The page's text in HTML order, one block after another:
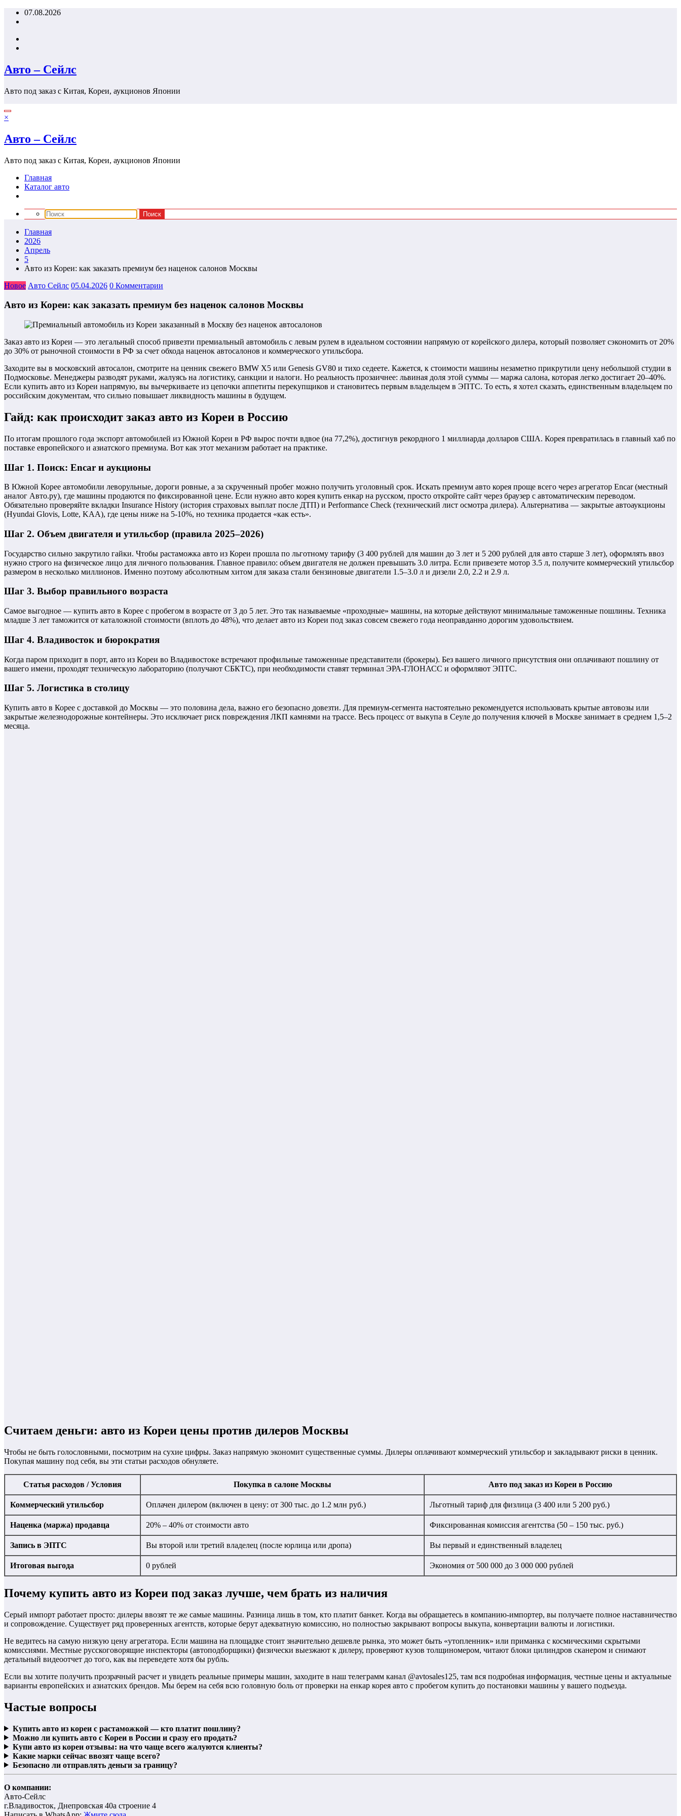
Перейти07.08.2026
Авто – Сейлс
Авто под заказ с Китая, Кореи, аукционов Японии
×
Авто – Сейлс
Авто под заказ с Китая, Кореи, аукционов Японии
Главная
Каталог авто
Главная
2026
Апрель
5
Авто из Кореи: как заказать премиум без наценок салонов Москвы
Новое Авто Сейлс 05.04.2026 0 Комментарии
Авто из Кореи: как заказать премиум без наценок салонов Москвы
Заказ авто из Кореи — это легальный способ привезти премиальный автомобиль с левым рулем в идеальном состоянии напрямую от корейского дилера, который позволяет сэкономить от 20%
до 30% от рыночной стоимости в РФ за счет обхода наценок автосалонов и коммерческого утильсбора.
Заходите вы в московский автосалон, смотрите на ценник свежего BMW X5 или Genesis GV80 и тихо седеете. Кажется, к стоимости машины незаметно прикрутили цену небольшой студии в
Подмосковье. Менеджеры разводят руками, жалуясь на логистику, санкции и налоги. Но реальность прозаичнее: львиная доля этой суммы — маржа салона, которая легко достигает 20–40%.
Если купить авто из Кореи напрямую, вы вычеркиваете из цепочки аппетиты перекупщиков и становитесь первым владельцем в ЭПТС. То есть, я хотел сказать, единственным владельцем по
российским документам, что сильно повышает ликвидность машины в будущем.
Гайд: как происходит заказ авто из Кореи в Россию
По итогам прошлого года экспорт автомобилей из Южной Кореи в РФ вырос почти вдвое (на 77,2%), достигнув рекордного 1 миллиарда долларов США. Корея превратилась в главный хаб по
поставке европейского и азиатского премиума. Вот как этот механизм работает на практике.
Шаг 1. Поиск: Encar и аукционы
В Южной Корее автомобили леворульные, дороги ровные, а за скрученный пробег можно получить уголовный срок. Искать премиум авто корея проще всего через агрегатор Encar (местный
аналог Авто.ру), где машины продаются по фиксированной цене. Если нужно авто корея купить енкар на русском, просто откройте сайт через браузер с автоматическим переводом.
Обязательно проверяйте вкладки Insurance History (история страховых выплат после ДТП) и Performance Check (технический лист осмотра дилера). Альтернатива — закрытые автоаукционы
(Hyundai Glovis, Lotte, KAA), где цены ниже на 5-10%, но техника продается «как есть».
Шаг 2. Объем двигателя и утильсбор (правила 2025–2026)
Государство сильно закрутило гайки. Чтобы растаможка авто из Кореи прошла по льготному тарифу (3 400 рублей для машин до 3 лет и 5 200 рублей для авто старше 3 лет), оформлять ввоз
нужно строго на физическое лицо для личного пользования. Главное правило: объем двигателя не должен превышать 3.0 литра. Если привезете мотор 3.5 л, получите коммерческий утильсбор
размером в несколько миллионов. Именно поэтому абсолютным хитом для заказа стали бензиновые двигатели 1.5–3.0 л и дизели 2.0, 2.2 и 2.9 л.
Шаг 3. Выбор правильного возраста
Самое выгодное — купить авто в Корее с пробегом в возрасте от 3 до 5 лет. Это так называемые «проходные» машины, на которые действуют минимальные таможенные пошлины. Техника
младше 3 лет таможится от каталожной стоимости (вплоть до 48%), что делает авто из Кореи под заказ совсем свежего года неоправданно дорогим удовольствием.
Шаг 4. Владивосток и бюрократия
Когда паром приходит в порт, авто из Кореи во Владивостоке встречают профильные таможенные представители (брокеры). Без вашего личного присутствия они оплачивают пошлину от
вашего имени, проходят техническую лабораторию (получают СБКТС), при необходимости ставят терминал ЭРА-ГЛОНАСС и оформляют ЭПТС.
Шаг 5. Логистика в столицу
Купить авто в Корее с доставкой до Москвы — это половина дела, важно его безопасно довезти. Для премиум-сегмента настоятельно рекомендуется использовать крытые автовозы или
закрытые железнодорожные контейнеры. Это исключает риск повреждения ЛКП камнями на трассе. Весь процесс от выкупа в Сеуле до получения ключей в Москве занимает в среднем 1,5–2
месяца.
Считаем деньги: авто из Кореи цены против дилеров Москвы
Чтобы не быть голословными, посмотрим на сухие цифры. Заказ напрямую экономит существенные суммы. Дилеры оплачивают коммерческий утильсбор и закладывают риски в ценник.
Покупая машину под себя, вы эти статьи расходов обнуляете.
Статья расходов / Условия Покупка в салоне Москвы Авто под заказ из Кореи в Россию
Коммерческий утильсбор Оплачен дилером (включен в цену: от 300 тыс. до 1.2 млн руб.) Льготный тариф для физлица (3 400 или 5 200 руб.)
Наценка (маржа) продавца 20% – 40% от стоимости авто Фиксированная комиссия агентства (50 – 150 тыс. руб.)
Запись в ЭПТС Вы второй или третий владелец (после юрлица или дропа) Вы первый и единственный владелец
Итоговая выгода 0 рублей Экономия от 500 000 до 3 000 000 рублей
Почему купить авто из Кореи под заказ лучше, чем брать из наличия
Серый импорт работает просто: дилеры ввозят те же самые машины. Разница лишь в том, кто платит банкет. Когда вы обращаетесь в компанию-импортер, вы получаете полное наставничество
и сопровождение. Существует ряд проверенных агентств, которые берут адекватную комиссию, но полностью закрывают вопросы выкупа, конвертации валюты и логистики.
Не ведитесь на самую низкую цену агрегатора. Если машина на площадке стоит значительно дешевле рынка, это может быть «утопленник» или приманка с космическими скрытыми
комиссиями. Местные русскоговорящие инспекторы (автоподборщики) физически выезжают к дилеру, проверяют кузов толщиномером, читают блоки цилиндров сканером и снимают
детальный видеоотчет до того, как вы переведете хотя бы рубль.
Если вы хотите получить прозрачный расчет и увидеть реальные примеры машин, заходите в наш телеграмм канал @avtosales125, там вся подробная информация, честные цены и актуальные
варианты европейских и азиатских брендов. Мы берем на себя всю головную боль от проверки на енкар корея авто с пробегом купить до постановки машины у вашего подъезда.
Частые вопросы
Купить авто из кореи с растаможкой — кто платит пошлину?
Можно ли купить авто с Кореи в России и сразу его продать?
Купи авто из кореи отзывы: на что чаще всего жалуются клиенты?
Какие марки сейчас ввозят чаще всего?
Безопасно ли отправлять деньги за границу?
О компании:
Авто-Сейлс
г.Владивосток, Днепровская 40а строение 4